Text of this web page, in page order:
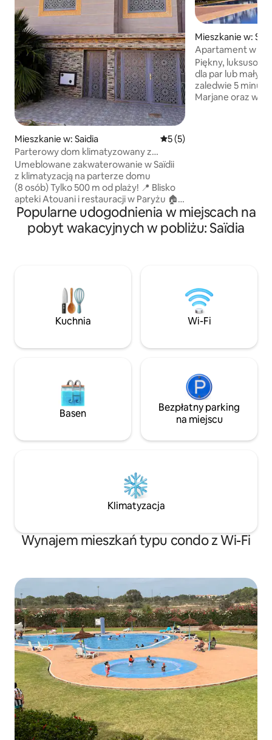
Mieszkanie w: Saidia Średnia ocena: 5 na 5,
5 (5)
Parterowy dom klimatyzowany z
tarasem
Umeblowane zakwaterowanie w Saïdii
z klimatyzacją na parterze domu
(8 osób) Tylko 500 m od plaży! 📍 Blisko
apteki Atouani i restauracji w Paryżu 🏠
Parter z przyjemnym tarasem, na
którym można spożywać posiłki na
świeżym powietrzu. 🛏️ 2 sypialnie,
z wodą podczas przerw w dostawie) 🛜
i odpowiednie dla rodzin
Mieszkanie w:
Apartament w
Piękny,
dla par lub
zaledwie 5 minut
Marjane oraz
wszystkich
Popularne udogodnienia w miejscach na
pobyt wakacyjnych w pobliżu: Saïdia
Kuchnia Wi-Fi
Basen
Bezpłatny parking
na miejscu
Klimatyzacja
Wynajem mieszkań typu condo z Wi-Fi